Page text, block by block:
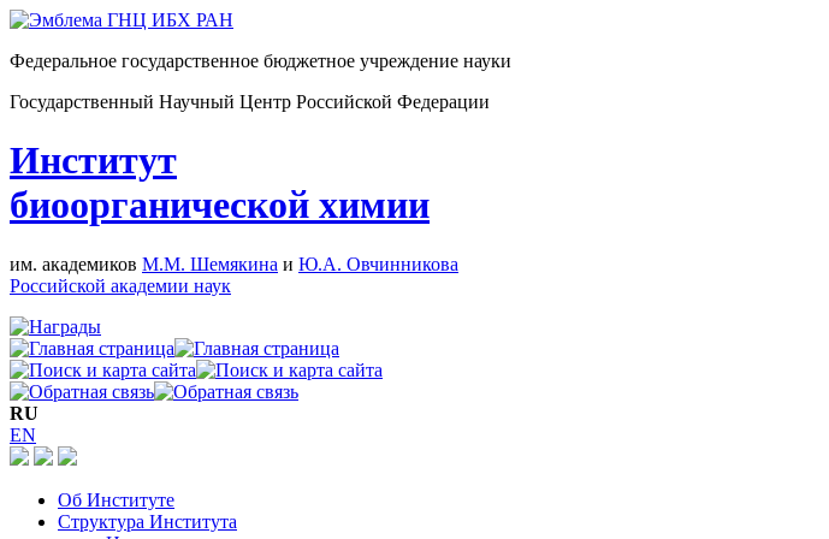
Федеральное государственное бюджетное учреждение науки
Государственный Научный Центр Российской Федерации
Институт
биоорганической химии
им. академиков М.М. Шемякина и Ю.А. Овчинникова
Российской академии наук
RU
EN
Об Институте
Структура Института